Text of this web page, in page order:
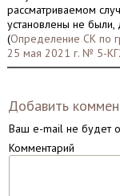
рассматриваемом
установлены не
(Определение СК по
25 мая 2021 г. № 5-
Добавить
Ваш e-mail не будет
Комментарий